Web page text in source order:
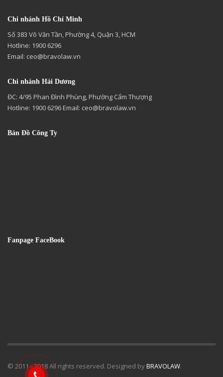
Chi nhánh Hồ Chí Minh
Số 383 Võ Văn Tần, Phường 4, Quận 3, HCM
Hotline: 1900 6296
Email: ceo@bravolaw.vn
Chi nhánh Hải Dương
ĐC: 4/95 Phan Đình Phùng, Phường Cẩm Thượng
Hotline: 1900 6296 Email: ceo@bravolaw.vn
Bản Đồ Công Ty
Fanpage FaceBook
© 2011 - 2018 All rights reserved. Designed byBRAVOLAW.